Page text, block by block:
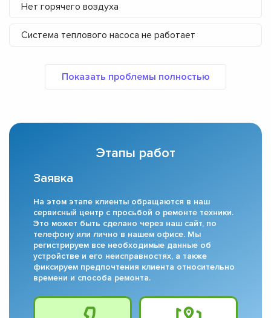
Нет горячего воздуха
Система теплового насоса не работает
Этапы работ
Заявка
На этом этапе клиенты обращаются в наш
сервисный центр с просьбой о ремонте техники.
Это может быть сделано через наш сайт, по
телефону или лично в нашем офисе. Мы
регистрируем все необходимые данные об
устройстве и его неисправностях, а также
фиксируем предпочтения клиента относительно
времени и способа ремонта.